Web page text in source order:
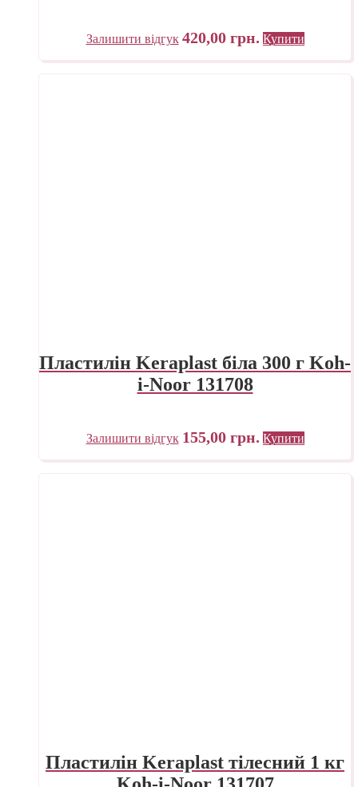
Залишити відгук 420,00 грн. Купити
Пластилін Keraplast біла 300 г Koh-
i-Noor 131708
Залишити відгук 155,00 грн. Купити
Пластилін Keraplast тілесний 1 кг